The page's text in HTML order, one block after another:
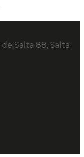
Salta 88, Salta